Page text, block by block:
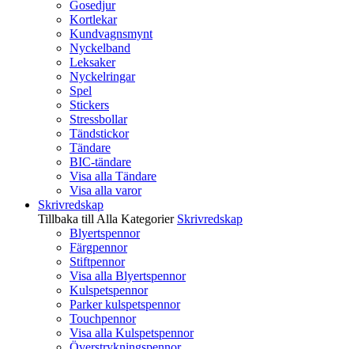
Gosedjur
Kortlekar
Kundvagnsmynt
Nyckelband
Leksaker
Nyckelringar
Spel
Stickers
Stressbollar
Tändstickor
Tändare
BIC-tändare
Visa alla Tändare
Visa alla varor
Skrivredskap
Tillbaka till Alla Kategorier Skrivredskap
Blyertspennor
Färgpennor
Stiftpennor
Visa alla Blyertspennor
Kulspetspennor
Parker kulspetspennor
Touchpennor
Visa alla Kulspetspennor